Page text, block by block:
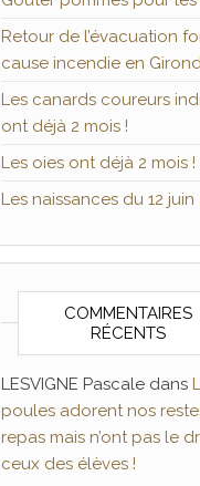
Retour de l’évacuation
cause incendie en
Les canards coureurs
ont déjà 2 mois !
Les oies ont déjà 2 mois !
Les naissances du 12 juin
COMMENTAIRES
RÉCENTS
LESVIGNE Pascaledans
poules adorent nos
repas mais n’ont pas le
ceux des élèves !